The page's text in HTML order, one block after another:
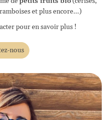
et plus encore...)
pour en savoir plus !
nous